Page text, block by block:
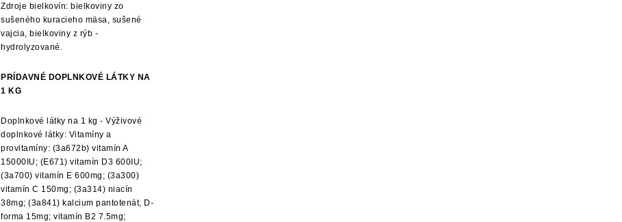
Zdroje bielkovín: bielkoviny zo
sušeného kuracieho mäsa, sušené
vajcia, bielkoviny z rýb -
hydrolyzované.
PRÍDAVNÉ DOPLNKOVÉ LÁTKY NA
1 KG
Doplnkové látky na 1 kg - Výživové
doplnkové látky: Vitamíny a
provitamíny: (3a672b) vitamín A
15000IU; (E671) vitamín D3 600IU;
(3a700) vitamín E 600mg; (3a300)
vitamín C 150mg; (3a314) niacín
38mg; (3a841) kalcium pantotenát, D-
forma 15mg; vitamín B2 7.5mg;